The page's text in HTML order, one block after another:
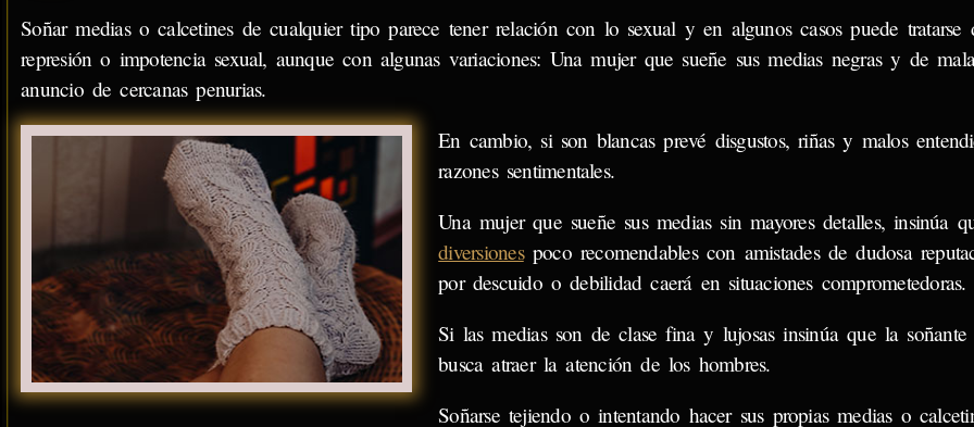
Soñar medias o calcetines de cualquier tipo parece tener relación con lo sexual y en algunos casos puede tratarse
represión o impotencia sexual, aunque con algunas variaciones: Una mujer que sueñe sus medias negras y de
anuncio de cercanas penurias.
En cambio, si son blancas prevé disgustos, riñas y malos
razones sentimentales.
Una mujer que sueñe sus medias sin mayores detalles, insinúa
diversionespoco recomendables con amistades de dudosa
por descuido o debilidad caerá en situaciones comprometedoras.
Si las medias son de clase fina y lujosas insinúa que la
busca atraer la atención de los hombres.
Soñarse tejiendo o intentando hacer sus propias medias o